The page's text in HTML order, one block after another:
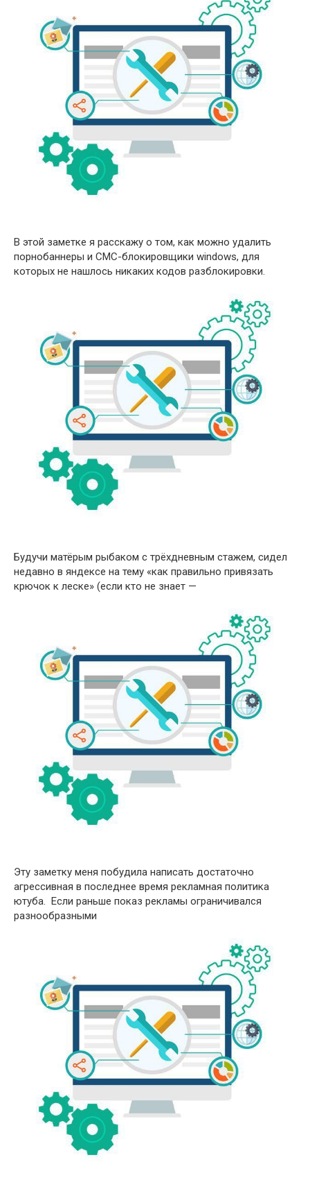
В этой заметке я расскажу о том, как можно удалить
порнобаннеры и СМС-блокировщики windows, для
которых не нашлось никаких кодов разблокировки.
Будучи матёрым рыбаком с трёхдневным стажем, сидел
недавно в яндексе на тему «как правильно привязать
крючок к леске» (если кто не знает —
Эту заметку меня побудила написать достаточно
агрессивная в последнее время рекламная политика
ютуба. Если раньше показ рекламы ограничивался
разнообразными